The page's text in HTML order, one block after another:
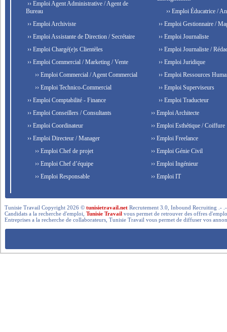
›› Emploi Agent Administrative / Agent de
Bureau
›› Emploi Archiviste
›› Emploi Assistante de Direction / Secrétaire
›› Emploi Chargé(e)s Clientèles
›› Emploi Commercial / Marketing / Vente
›› Emploi Commercial / Agent Commercial
›› Emploi Technico-Commercial
›› Emploi Comptabilité - Finance
›› Emploi Conseillers / Consultants
›› Emploi Coordinateur
›› Emploi Directeur / Manager
›› Emploi Chef de projet
›› Emploi Chef d’équipe
›› Emploi Responsable
›› Emploi Éducatrice /
›› Emploi Gestionnaire /
›› Emploi Journaliste
›› Emploi Journaliste /
›› Emploi Juridique
›› Emploi Ressources
›› Emploi Superviseurs
›› Emploi Traducteur
›› Emploi Architecte
›› Emploi Esthétique / Coiffure
›› Emploi Freelance
›› Emploi Génie Civil
›› Emploi Ingénieur
›› Emploi IT
Tunisie Travail Copyright 2026 ©tunisietravail.net Recrutement 3.0, Inbound Recruiting .-
Candidats a la recherche d'emploi,Tunisie Travail vous permet de retrouver des offres
Entreprises a la recherche de collaborateurs, Tunisie Travail vous permet de diffuser vos